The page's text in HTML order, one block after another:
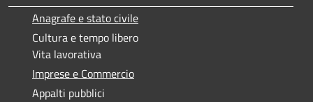
Anagrafe e stato civile
Cultura e tempo libero
Vita lavorativa
Imprese e Commercio
Appalti pubblici